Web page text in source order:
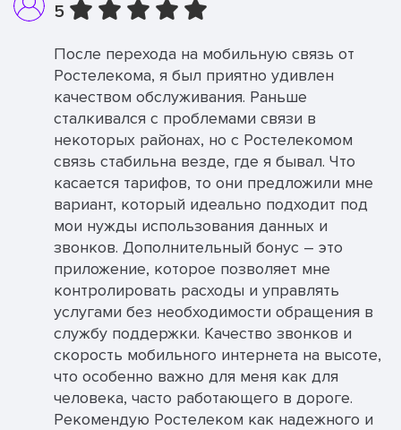
5
После перехода на мобильную связь от
Ростелекома, я был приятно удивлен
качеством обслуживания. Раньше
сталкивался с проблемами связи в
некоторых районах, но с Ростелекомом
связь стабильна везде, где я бывал. Что
касается тарифов, то они предложили мне
вариант, который идеально подходит под
мои нужды использования данных и
звонков. Дополнительный бонус – это
приложение, которое позволяет мне
контролировать расходы и управлять
услугами без необходимости обращения в
службу поддержки. Качество звонков и
скорость мобильного интернета на высоте,
что особенно важно для меня как для
человека, часто работающего в дороге.
Рекомендую Ростелеком как надежного и